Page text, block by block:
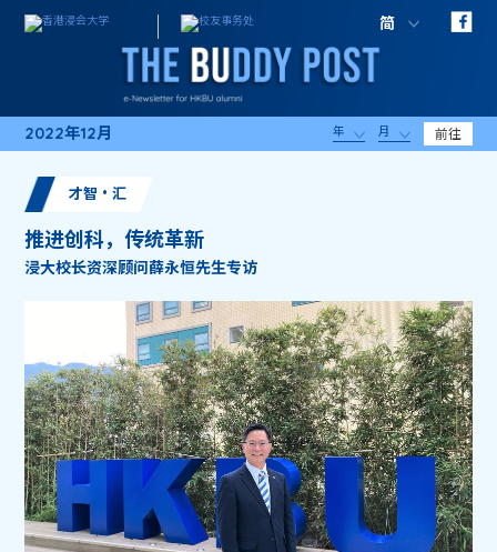
简
2022年12月 年 月 前往
才智・汇
推进创科，传统革新
浸大校长资深顾问薛永恒先生专访